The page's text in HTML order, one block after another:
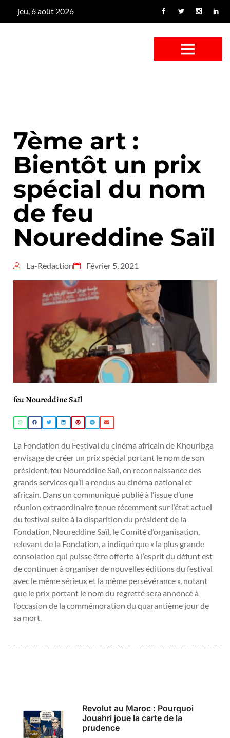
jeu, 6 août 2026
7ème art :
Bientôt un prix
spécial du nom
de feu
Noureddine Saïl
La-Redaction Février 5, 2021
feu Noureddine Saïl
La Fondation du Festival du cinéma africain de Khouribga
envisage de créer un prix spécial portant le nom de son
président, feu Noureddine Saïl, en reconnaissance des
grands services qu’il a rendus au cinéma national et
africain. Dans un communiqué publié à l’issue d’une
réunion extraordinaire tenue récemment sur l’état actuel
du festival suite à la disparition du président de la
Fondation, Noureddine Saïl, le Comité d’organisation,
relevant de la Fondation, a indiqué que « la plus grande
consolation qui puisse être offerte à l’esprit du défunt est
de continuer à organiser de nouvelles éditions du festival
avec le même sérieux et la même persévérance », notant
que le prix portant le nom du regretté sera annoncé à
l’occasion de la commémoration du quarantième jour de
sa mort.
Revolut au Maroc : Pourquoi
Jouahri joue la carte de la
prudence